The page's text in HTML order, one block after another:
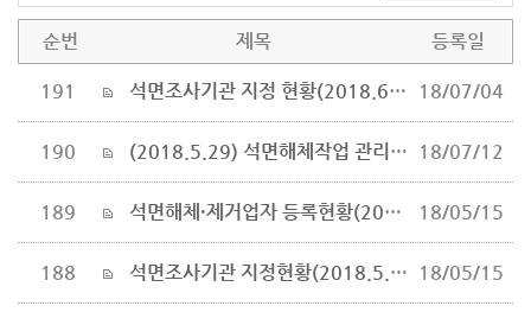
순번 제목 등록일
191 석면조사기관 지정 현황(2018.6.22 기준) 18/07/04
190 (2018.5.29) 석면해체작업 관리 ＇깐깐하게＇…개정된 석면법 시행(환경부 생활환경과) 18/07/12
189 석면해체·제거업자 등록현황(2018.5.9. 기준) 18/05/15
188 석면조사기관 지정현황(2018.5.9.기준) 18/05/15